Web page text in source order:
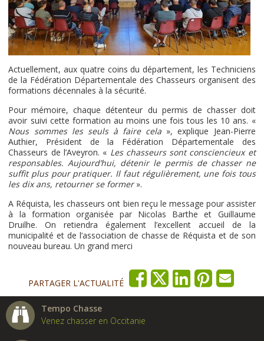
Actuellement, aux quatre coins du département, les Techniciens
de la Fédération Départementale des Chasseurs organisent des
formations décennales à la sécurité.
Pour mémoire, chaque détenteur du permis de chasser doit
avoir suivi cette formation au moins une fois tous les 10 ans. «
Nous sommes les seuls à faire cela », explique Jean-Pierre
Authier, Président de la Fédération Départementale des
Chasseurs de l’Aveyron. « Les chasseurs sont consciencieux et
responsables. Aujourd’hui, détenir le permis de chasser ne
suffit plus pour pratiquer. Il faut régulièrement, une fois tous
les dix ans, retourner se former».
A Réquista, les chasseurs ont bien reçu le message pour assister
à la formation organisée par Nicolas Barthe et Guillaume
Druilhe. On retiendra également l’excellent accueil de la
municipalité et de l’association de chasse de Réquista et de son
nouveau bureau. Un grand merci
PARTAGER L'ACTUALITÉ
Tempo Chasse
Venez chasser en Occitanie